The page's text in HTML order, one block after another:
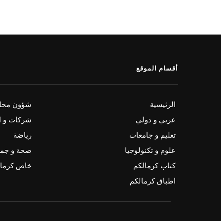
أقسام الموقع
الرئيسية
شؤون
عربي و دولي
شركات و
تعليم و جامعات
رياضة
علوم و تكنولوجيا
صحة و
كتاب كرمالكم
خاص
اطباق كرمالكم